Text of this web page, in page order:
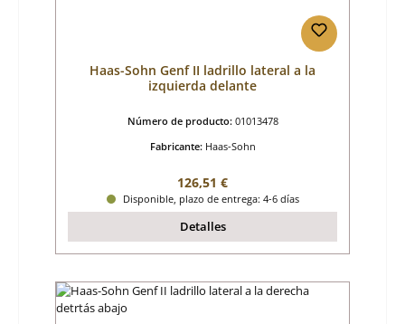
Haas-Sohn Genf II ladrillo lateral a la
izquierda delante
Número de producto: 01013478
Fabricante: Haas-Sohn
Precio normal:
126,51 €
Disponible, plazo de entrega: 4-6 días
Detalles